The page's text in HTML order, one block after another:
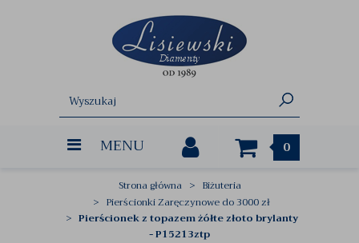
MENU 0
Strona główna
Biżuteria
Pierścionki Zaręczynowe do 3000 zł
Pierścionek z topazem żółte złoto brylanty
- P15213ztp